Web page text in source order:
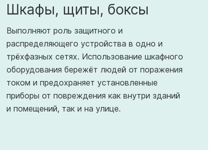
Шкафы, щиты, боксы
Выполняют роль защитного и
распределяющего устройства в одно и
трёхфазных сетях. Использование шкафного
оборудования бережёт людей от поражения
током и предохраняет установленные
приборы от повреждения как внутри зданий
и помещений, так и на улице.